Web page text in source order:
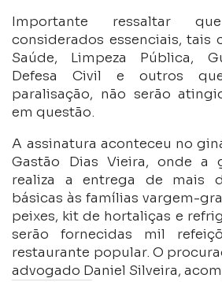
Importante ressaltar
considerados essenciais, tais
Saúde, Limpeza Pública,
Defesa Civil e outros
paralisação, não serão
em questão.
A assinatura aconteceu no
Gastão Dias Vieira, onde a
realiza a entrega de mais
básicas às famílias vargem-
peixes, kit de hortaliças e
serão fornecidas mil
restaurante popular. O
advogado Daniel Silveira,